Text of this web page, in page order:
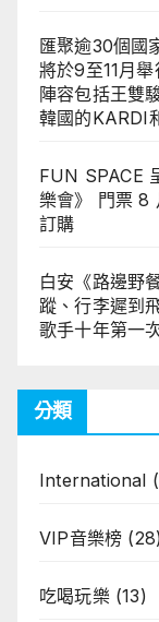
匯聚逾30個國
將於9至11月
陣容包括王雙
韓國的KARDI
FUN SPACE
樂會》 門票 8
訂購
白安《路邊野
蹤、行李遲到
歌手十年第一
分類
International
VIP音樂榜
吃喝玩樂(13)